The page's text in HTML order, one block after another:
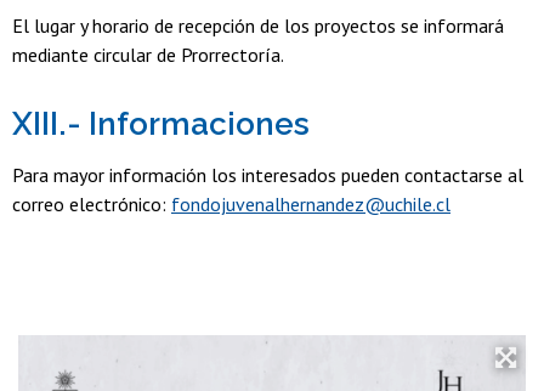
El lugar y horario de recepción de los proyectos se informará
mediante circular de Prorrectoría.
XIII.- Informaciones
Para mayor información los interesados pueden contactarse al
correo electrónico: fondojuvenalhernandez@uchile.cl